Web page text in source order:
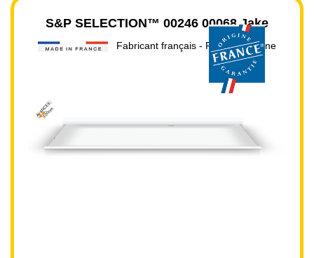
S&P SELECTION™ 00246 00068 Jake
Fabricant français - Prix direct usine
AVANCEE:
300cm